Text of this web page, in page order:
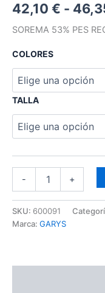
42,10 € -
SOREMA 53% PES
COLORES
TALLA
- +
SKU: 600091
Marca: GARYS